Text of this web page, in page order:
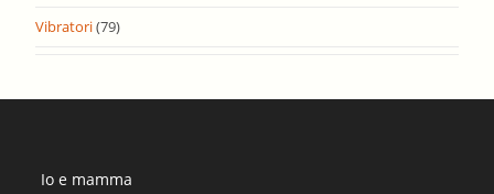
Vibratori(79)
Io e mamma